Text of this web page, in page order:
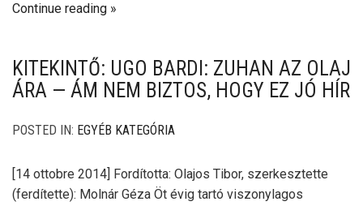
Continue reading
KITEKINTŐ: UGO BARDI: ZUHAN AZ OLAJ
ÁRA — ÁM NEM BIZTOS, HOGY EZ JÓ HÍR
POSTED IN: EGYÉB KATEGÓRIA
[14 ottobre 2014] Fordította: Olajos Tibor, szerkesztette
(ferdítette): Molnár Géza Öt évig tartó viszonylagos